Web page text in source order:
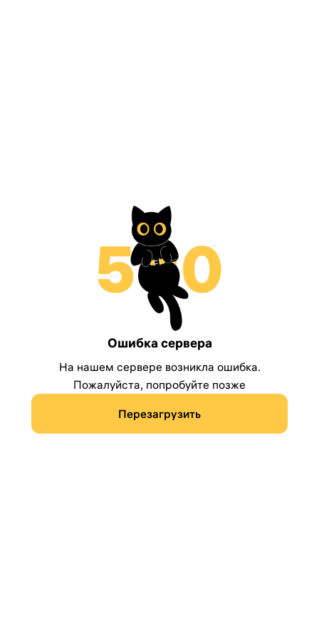
Ошибка сервера
На нашем сервере возникла ошибка.
Пожалуйста, попробуйте позже
Перезагрузить